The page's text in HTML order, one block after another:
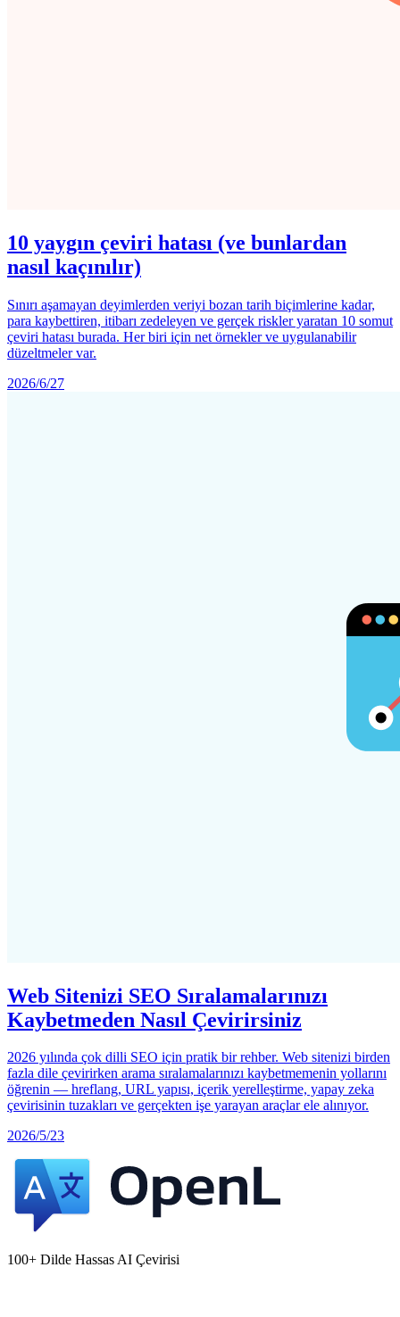
10 yaygın çeviri hatası (ve bunlardan
nasıl kaçınılır)
Sınırı aşamayan deyimlerden veriyi bozan tarih biçimlerine kadar,
para kaybettiren, itibarı zedeleyen ve gerçek riskler yaratan 10 somut
çeviri hatası burada. Her biri için net örnekler ve uygulanabilir
düzeltmeler var.
2026/6/27
Web Sitenizi SEO Sıralamalarınızı
Kaybetmeden Nasıl Çevirirsiniz
2026 yılında çok dilli SEO için pratik bir rehber. Web sitenizi birden
fazla dile çevirirken arama sıralamalarınızı kaybetmemenin yollarını
öğrenin — hreflang, URL yapısı, içerik yerelleştirme, yapay zeka
çevirisinin tuzakları ve gerçekten işe yarayan araçlar ele alınıyor.
2026/5/23
100+ Dilde Hassas AI Çevirisi